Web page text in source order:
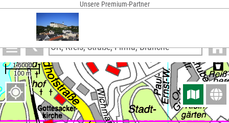
Unsere Premium-Partner
Kosmetikstudio Ina Wetzel